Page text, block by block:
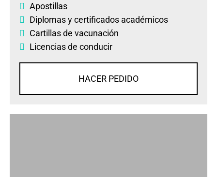
Apostillas
Diplomasycertificados académicos
Cartillas de vacunación
Licencias de conducir
HACER PEDIDO